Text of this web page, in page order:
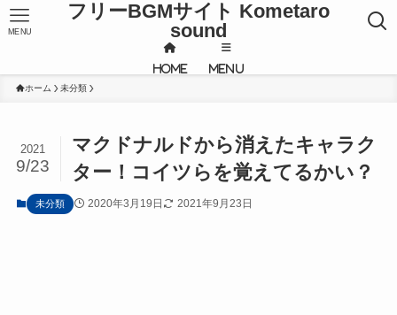
フリーBGMサイト Kometaro
sound
MENU
HOME MENU
ホーム 未分類
マクドナルドから消えたキャラク
ター！コイツらを覚えてるかい？
2021
9/23
未分類 2020年3月19日 2021年9月23日